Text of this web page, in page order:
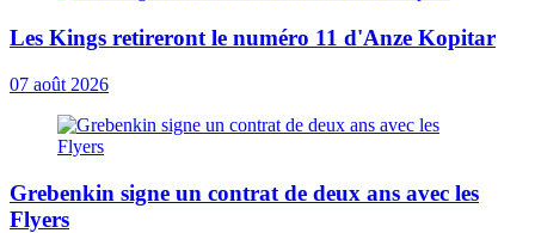
Les Kings retireront le numéro 11 d'Anze Kopitar
07 août 2026
Grebenkin signe un contrat de deux ans avec les
Flyers